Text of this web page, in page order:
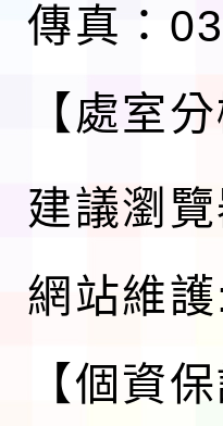
傳真：
【處室
建議瀏
網站維
【個資